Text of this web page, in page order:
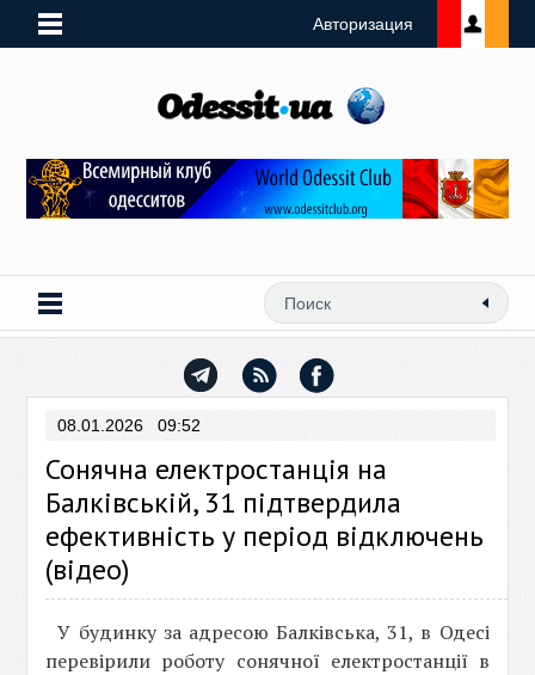
Авторизация
08.01.2026 09:52
Сонячна електростанція на
Балківській, 31 підтвердила
ефективність у період відключень
(відео)
У будинку за адресою Балківська, 31, в Одесі
перевірили роботу сонячної електростанції в